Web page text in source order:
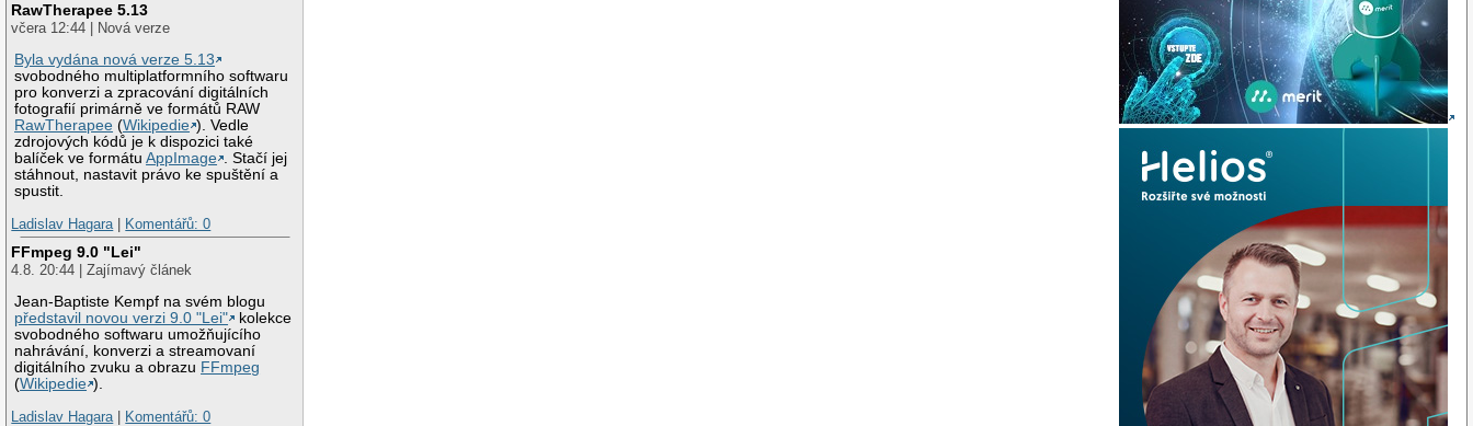
RawTherapee 5.13
včera 12:44 | Nová verze
Byla vydána nová verze 5.13
svobodného multiplatformního softwaru
pro konverzi a zpracování digitálních
fotografií primárně ve formátů RAW
RawTherapee (Wikipedie ). Vedle
zdrojových kódů je k dispozici také
balíček ve formátuAppImage . Stačí jej
stáhnout, nastavit právo ke spuštění a
spustit.
Ladislav Hagara
Komentářů: 0
FFmpeg 9.0 "Lei"
4.8. 20:44 | Zajímavý článek
Jean-Baptiste Kempf na svém blogu
představil novou verzi 9.0 "Lei"
kolekce
svobodného softwaru umožňujícího
nahrávání, konverzi a streamovaní
digitálního zvuku a obrazu FFmpeg
(Wikipedie ).
Ladislav Hagara
Komentářů: 0